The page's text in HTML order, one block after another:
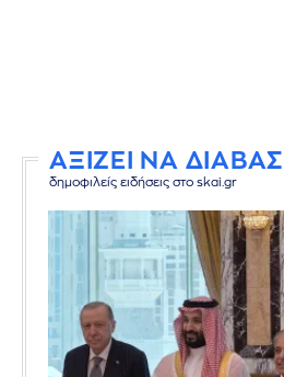
ΑΞΙΖΕΙ ΝΑ
δημοφιλείς ειδήσεις στο skai.gr